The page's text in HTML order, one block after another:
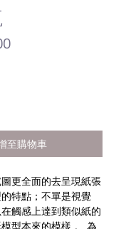
價
至購物車
更全面的去呈現紙張
特點；不單是視覺
在觸感上達到類似紙的
型本來的模樣 。 為